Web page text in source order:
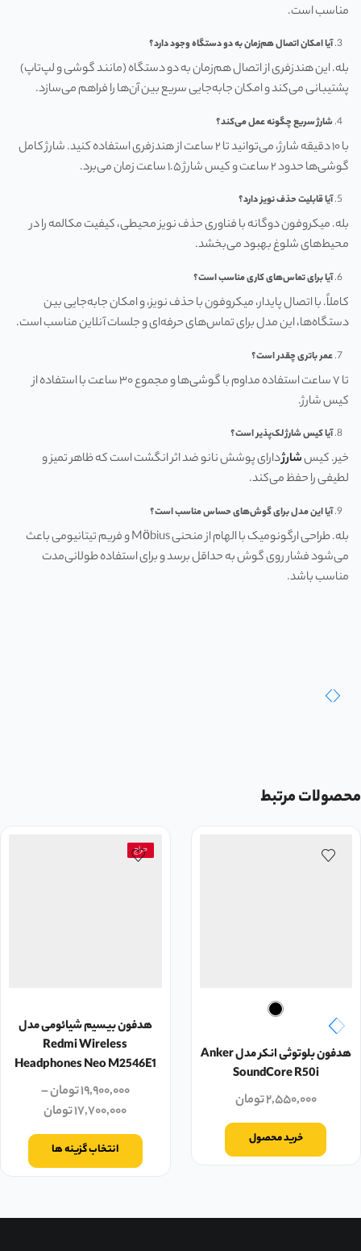
مناسب است.
آیا امکان اتصال هم‌زمان به دو دستگاه وجود دارد؟
بله. این هندزفری از اتصال هم‌زمان به دو دستگاه (مانند گوشی و لپ‌تاپ)
پشتیبانی می‌کند و امکان جابه‌جایی سریع بین آن‌ها را فراهم می‌سازد.
شارژ سریع چگونه عمل می‌کند؟
با ۱۰ دقیقه شارژ، می‌توانید تا ۲ ساعت از هندزفری استفاده کنید. شارژ کامل
گوشی‌ها حدود ۲ ساعت و کیس شارژ ۱.۵ ساعت زمان می‌برد.
آیا قابلیت حذف نویز دارد؟
بله. میکروفون دوگانه با فناوری حذف نویز محیطی، کیفیت مکالمه را در
محیط‌های شلوغ بهبود می‌بخشد.
آیا برای تماس‌های کاری مناسب است؟
کاملاً. با اتصال پایدار، میکروفون با حذف نویز، و امکان جابه‌جایی بین
دستگاه‌ها، این مدل برای تماس‌های حرفه‌ای و جلسات آنلاین مناسب است.
عمر باتری چقدر است؟
تا ۷ ساعت استفاده مداوم با گوشی‌ها و مجموع ۳۰ ساعت با استفاده از
کیس شارژ.
آیا کیس شارژ لک‌پذیر است؟
خیر. کیسشارژدارای پوشش نانو ضد اثر انگشت است که ظاهر تمیز و
لطیفی را حفظ می‌کند.
آیا این مدل برای گوش‌های حساس مناسب است؟
بله. طراحی ارگونومیک با الهام از منحنی Möbius و فریم تیتانیومی باعث
می‌شود فشار روی گوش به حداقل برسد و برای استفاده طولانی‌مدت
مناسب باشد.
محصولات مرتبط
هدفون بلوتوثی انکر مدل Anker
SoundCore R50i
۲,۵۵۰,۰۰۰تومان
خرید محصول
حراج
هدفون بیسیم شیائومی مدل
Redmi Wireless
Headphones Neo M2546E1
۱۹,۹۰۰,۰۰۰تومان–
۱۷,۷۰۰,۰۰۰تومان
انتخاب گزینه ها